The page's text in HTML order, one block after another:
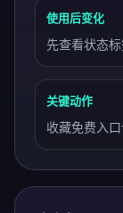
使用后变化
先查看状态
关键动作
收藏免费入